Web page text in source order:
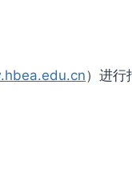
）进行